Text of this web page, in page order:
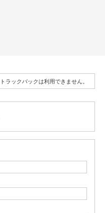
トラックバックは利用できません。